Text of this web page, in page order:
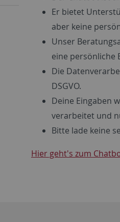
Er bietet
aber keine
Unser
eine persönliche
Die
DSGVO.
Deine Eingaben
verarbeitet und
Bitte lade keine
Hier geht's zum